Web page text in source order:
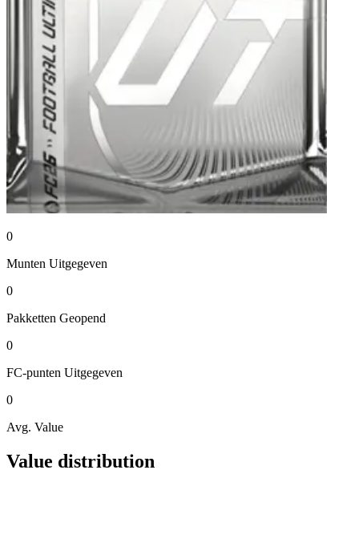
0
Munten Uitgegeven
0
Pakketten Geopend
0
FC-punten Uitgegeven
0
Avg. Value
Value distribution